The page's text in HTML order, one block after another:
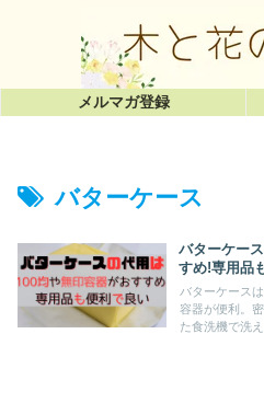
メルマガ登録
バターケース
バターケー
すめ!専用品
バターケース
容器が便利。
た食洗機で洗